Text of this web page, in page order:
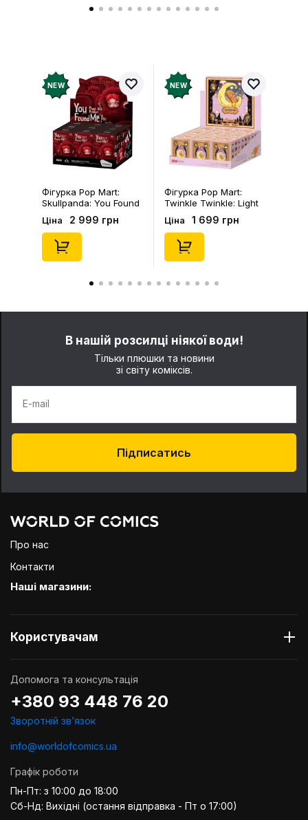
NEW
Фігурка Pop Mart:
Skullpanda: You Found
Me!: Plush Doll Pendant
Series (Blind Box: 1 з
10) (Secret Edition),
(29347)
Ціна 2 999 грн
NEW
Фігурка Pop Mart:
Twinkle Twinkle: Light
Up: Scene Sets Series
(Blind Box: 1 з 10)
(Secret Edition),
(21372)
Ціна 1 699 грн
В нашій розсилці ніякої води!
Тільки плюшки та новини
зі світу коміксів.
E-mail
Підписатись
Про нас
Контакти
Наші магазини:
Користувачам
Допомога та консультація
+380 93 448 76 20
Зворотній звʼязок
info@worldofcomics.ua
Графік роботи
Пн-Пт: з 10:00 до 18:00
Сб-Нд: Вихідні (остання відправка - Пт о 17:00)